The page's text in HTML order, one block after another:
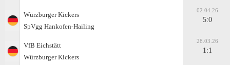
Würzburger Kickers
SpVgg Hankofen-Hailing
02.04.26
5:0
VfB Eichstätt
Würzburger Kickers
28.03.26
1:1